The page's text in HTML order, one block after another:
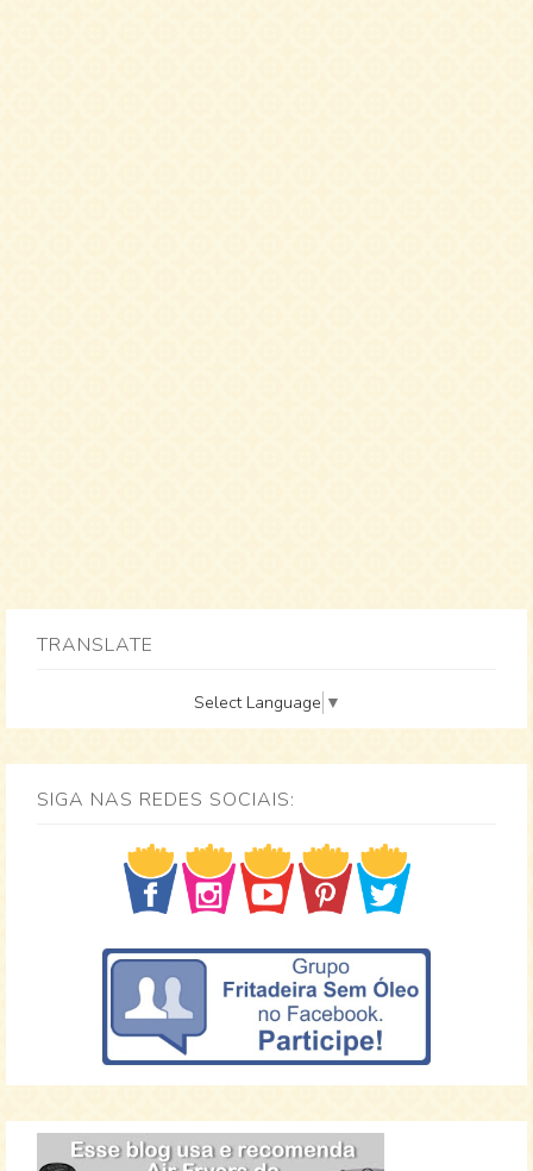
TRANSLATE
Select Language ▼
SIGA NAS REDES SOCIAIS: